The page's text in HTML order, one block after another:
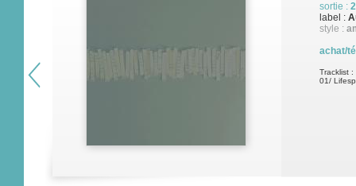
sortie :
label :
style :
achat/
Tracklist :
01/